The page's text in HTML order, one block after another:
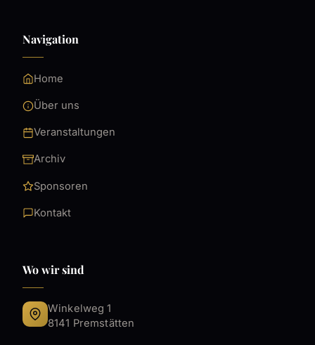
Navigation
Home
Über uns
Veranstaltungen
Archiv
Sponsoren
Kontakt
Wo wir sind
Winkelweg 1
8141 Premstätten